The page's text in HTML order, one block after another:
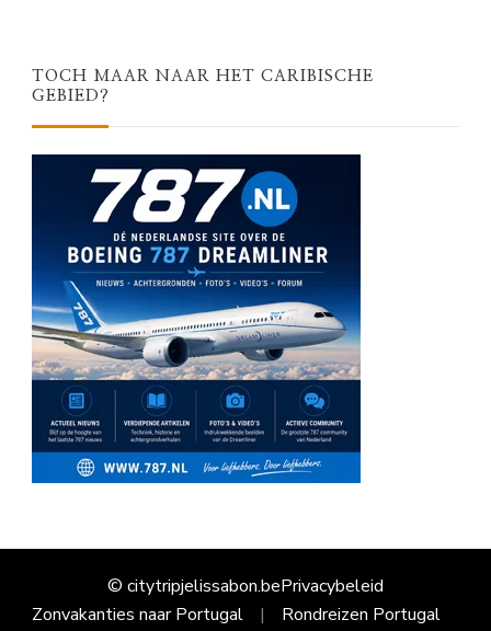
TOCH MAAR NAAR HET CARIBISCHE
GEBIED?
© citytripjelissabon.bePrivacybeleid
Zonvakanties naar Portugal
Rondreizen Portugal